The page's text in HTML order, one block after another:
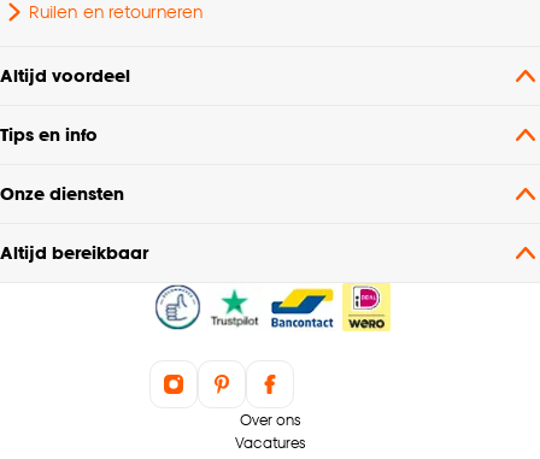
personen
Interieurstijl
Ruilen en retourneren
Altijd voordeel
Tips en info
Onze diensten
Altijd bereikbaar
Over ons
Vacatures